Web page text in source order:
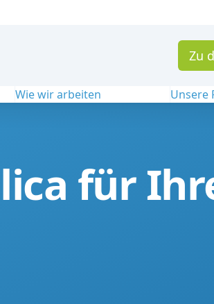
Zu
Wie wir arbeiten Unsere
für